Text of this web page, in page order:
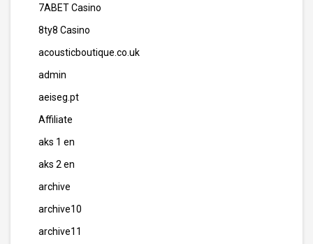
7ABET Casino
8ty8 Casino
acousticboutique.co.uk
admin
aeiseg.pt
Affiliate
aks 1 en
aks 2 en
archive
archive10
archive11